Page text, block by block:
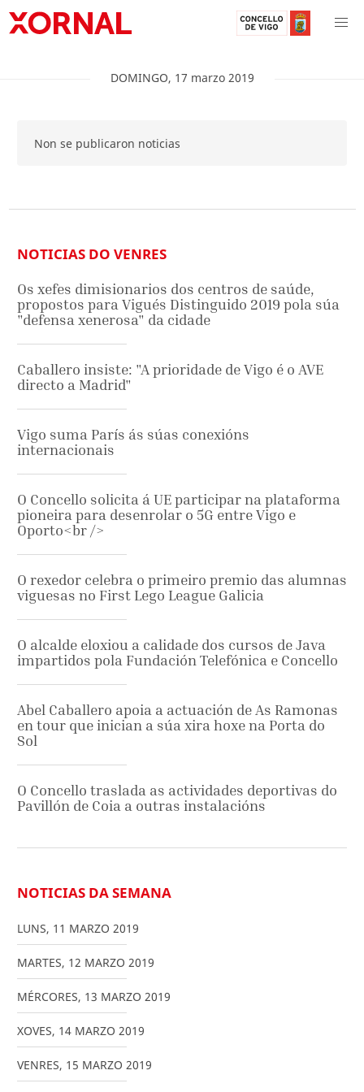
DOMINGO, 17 marzo 2019
Non se publicaron noticias
NOTICIAS DO VENRES
Os xefes dimisionarios dos centros de saúde,
propostos para Vigués Distinguido 2019 pola súa
"defensa xenerosa" da cidade
Caballero insiste: "A prioridade de Vigo é o AVE
directo a Madrid"
Vigo suma París ás súas conexións
internacionais
O Concello solicita á UE participar na plataforma
pioneira para desenrolar o 5G entre Vigo e
Oporto<br />
O rexedor celebra o primeiro premio das alumnas
viguesas no First Lego League Galicia
O alcalde eloxiou a calidade dos cursos de Java
impartidos pola Fundación Telefónica e Concello
Abel Caballero apoia a actuación de As Ramonas
en tour que inician a súa xira hoxe na Porta do
Sol
O Concello traslada as actividades deportivas do
Pavillón de Coia a outras instalacións
NOTICIAS DA SEMANA
LUNS, 11 MARZO 2019
MARTES, 12 MARZO 2019
MÉRCORES, 13 MARZO 2019
XOVES, 14 MARZO 2019
VENRES, 15 MARZO 2019